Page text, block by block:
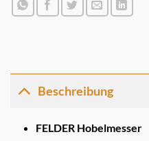
Beschreibung
FELDER Hobelmesser